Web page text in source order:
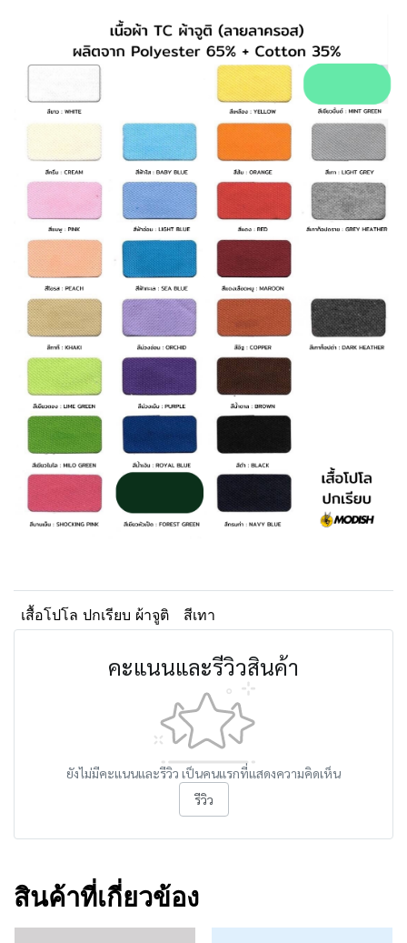
เสื้อโปโล ปกเรียบ ผ้าจูติ สีเทา
คะแนนและรีวิวสินค้า
ยังไม่มีคะแนนและรีวิว เป็นคนแรกที่แสดงความคิดเห็น
รีวิว
สินค้าที่เกี่ยวข้อง